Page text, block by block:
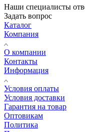
Наши специалисты
Задать вопрос
Каталог
Компания
О компании
Контакты
Информация
Условия оплаты
Условия доставки
Гарантия на товар
Оптовикам
Политика